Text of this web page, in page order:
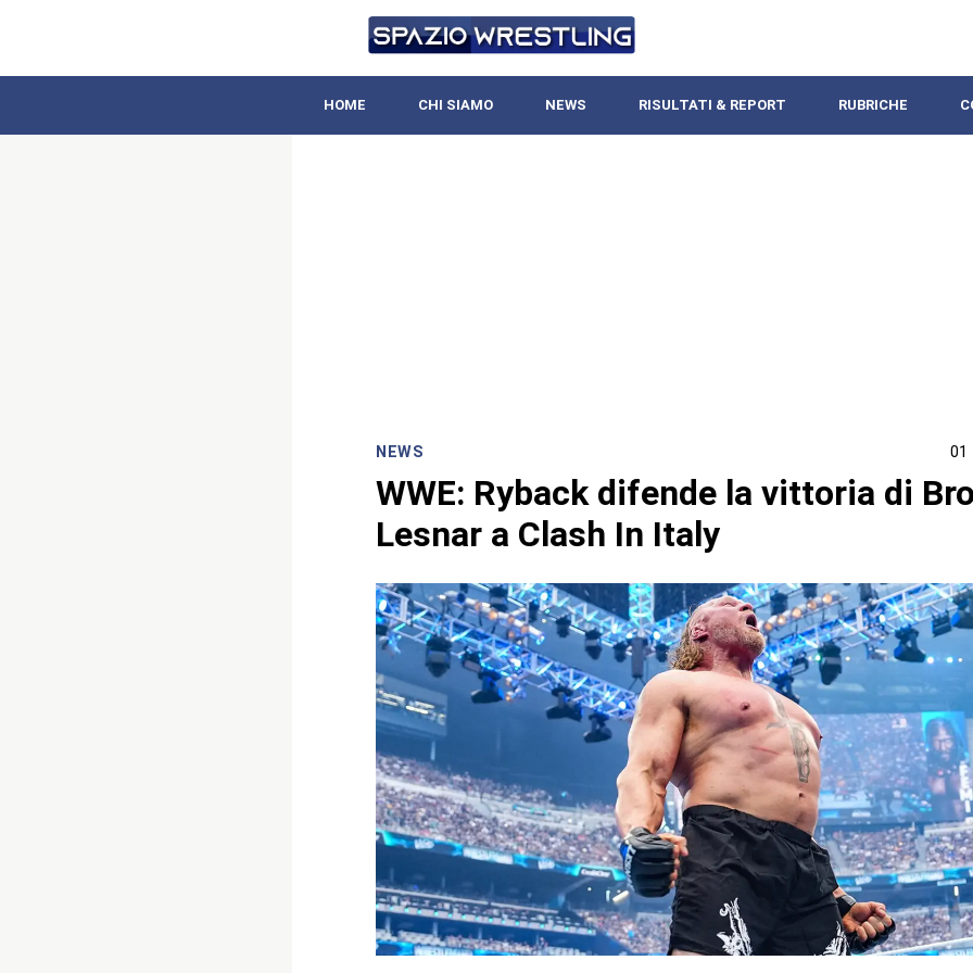
HOME CHI SIAMO NEWS RISULTATI & REPORT RUBRICHE
NEWS 01
WWE: Ryback difende la vittoria di
Lesnar a Clash In Italy